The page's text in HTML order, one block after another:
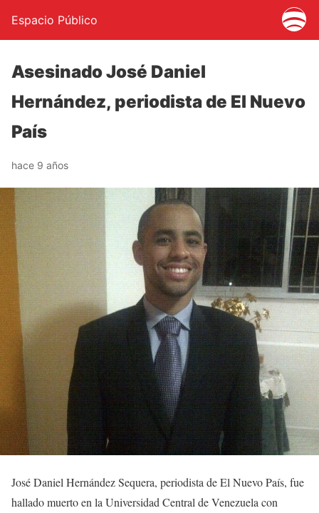
Espacio Público
Asesinado José Daniel
Hernández, periodista de El Nuevo
País
hace 9 años
José Daniel Hernández Sequera, periodista de El Nuevo País, fue
hallado muerto en la Universidad Central de Venezuela con